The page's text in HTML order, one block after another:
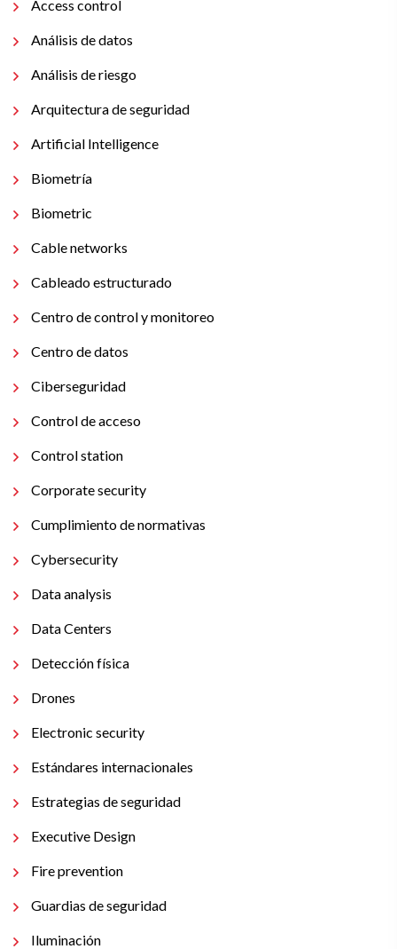
Access control
Análisis de datos
Análisis de riesgo
Arquitectura de seguridad
Artificial Intelligence
Biometría
Biometric
Cable networks
Cableado estructurado
Centro de control y monitoreo
Centro de datos
Ciberseguridad
Control de acceso
Control station
Corporate security
Cumplimiento de normativas
Cybersecurity
Data analysis
Data Centers
Detección física
Drones
Electronic security
Estándares internacionales
Estrategias de seguridad
Executive Design
Fire prevention
Guardias de seguridad
Iluminación